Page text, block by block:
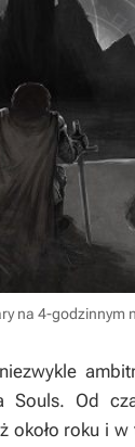
na 4-godzinnym
Souls. Od
około roku i